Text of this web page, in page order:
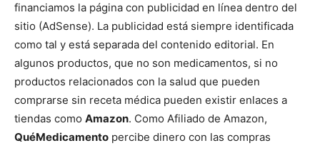
financiamos la página con publicidad en línea dentro del
sitio (AdSense). La publicidad está siempre identificada
como tal y está separada del contenido editorial. En
algunos productos, que no son medicamentos, si no
productos relacionados con la salud que pueden
comprarse sin receta médica pueden existir enlaces a
tiendas como Amazon. Como Afiliado de Amazon,
QuéMedicamento percibe dinero con las compras